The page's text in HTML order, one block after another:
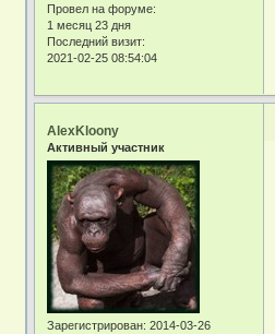
Провел на форуме:
1 месяц 23 дня
Последний визит:
2021-02-25 08:54:04
AlexKloony
Активный участник
Зарегистрирован: 2014-03-26